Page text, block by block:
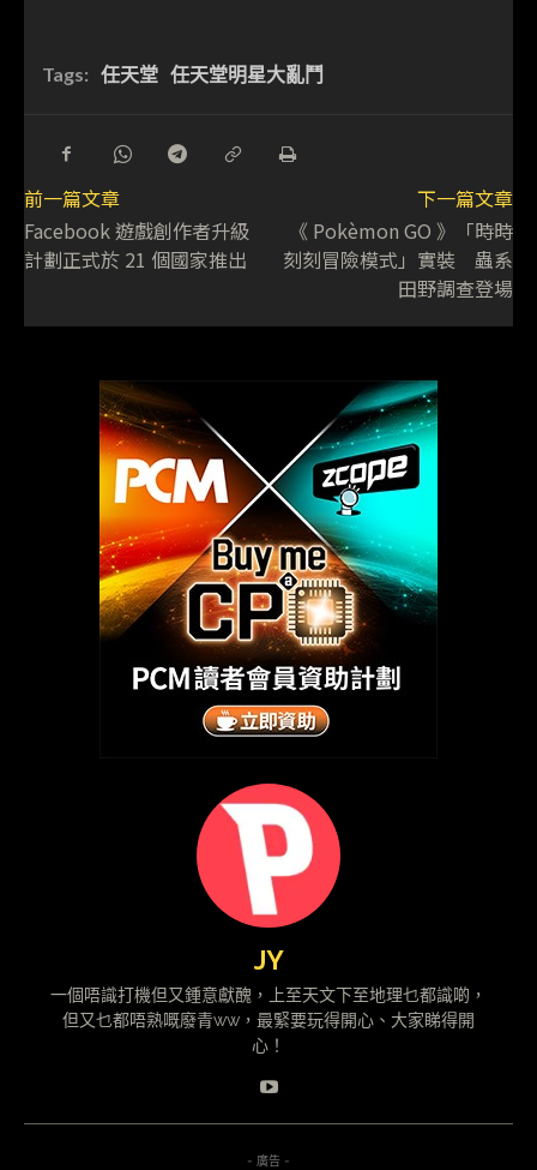
Tags: 任天堂 任天堂明星大亂鬥
前一篇文章
Facebook 遊戲創作者升級
計劃正式於 21 個國家推出
下一篇文章
《 Pokèmon GO 》「時時
刻刻冒險模式」實裝 蟲系
田野調查登場
JY
一個唔識打機但又鍾意獻醜，上至天文下至地理乜都識啲，
但又乜都唔熟嘅廢青ww，最緊要玩得開心、大家睇得開
心！
- 廣告 -